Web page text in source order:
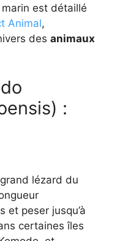
est détaillé
Animal,
des animaux
:
lézard du
et peser jusqu’à
certaines îles